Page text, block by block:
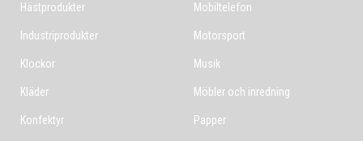
Hästprodukter
Industriprodukter
Klockor
Kläder
Konfektyr
Mobiltelefon
Motorsport
Musik
Möbler och inredning
Papper